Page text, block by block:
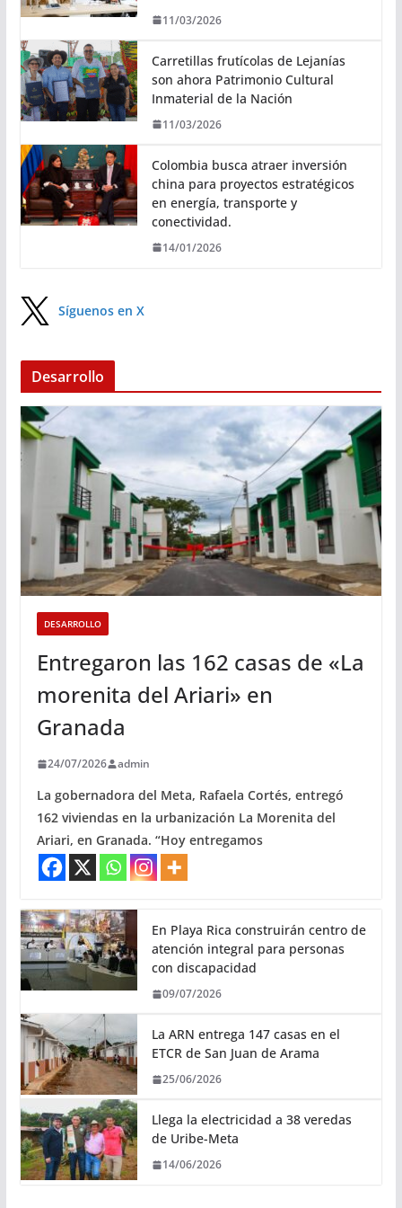
11/03/2026
Carretillas frutícolas de Lejanías
son ahora Patrimonio Cultural
Inmaterial de la Nación
11/03/2026
Colombia busca atraer inversión
china para proyectos estratégicos
en energía, transporte y
conectividad.
14/01/2026
Síguenos en X
Desarrollo
DESARROLLO
Entregaron las 162 casas de «La
morenita del Ariari» en
Granada
24/07/2026 admin
La gobernadora del Meta, Rafaela Cortés, entregó
162 viviendas en la urbanización La Morenita del
Ariari, en Granada. “Hoy entregamos
En Playa Rica construirán centro de
atención integral para personas
con discapacidad
09/07/2026
La ARN entrega 147 casas en el
ETCR de San Juan de Arama
25/06/2026
Llega la electricidad a 38 veredas
de Uribe-Meta
14/06/2026